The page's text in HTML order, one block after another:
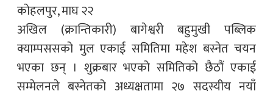
कोहलपुर, माघ २२
अखिल (क्रान्तिकारी) बागेश्वरी बहुमुखी पब्लिक
क्याम्पससको मुल एकाई समितिमा महेश बस्नेत चयन
भएका छन् । शुक्रबार भएको समितिको छैठौं एकाई
सम्मेलनले बस्नेतको अध्यक्षतामा २७ सदस्यीय नयाँ